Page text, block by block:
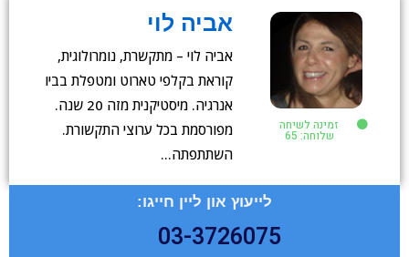
זמינה לשיחה
שלוחה: 65
אביה לוי
אביה לוי – מתקשרת, נומרולוגית,
קוראת בקלפי טארוט ומטפלת בביו
אנרגיה. מיסטיקנית מזה 20 שנה.
מפורסמת בכל ערוצי התקשורת.
השתתפתה…
לייעוץ און ליין חייגו:
03-3726075